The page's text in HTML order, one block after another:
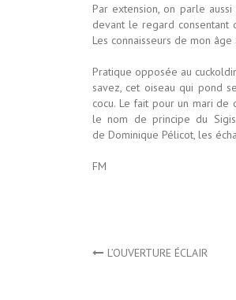
Par extension, on parle
devant le regard consentant
Les connaisseurs de mon
Pratique opposée au
savez, cet oiseau qui pond
cocu. Le fait pour un mari de
le nom de principe du
de Dominique Pélicot, les
FM
L’OUVERTURE ÉCLAIR